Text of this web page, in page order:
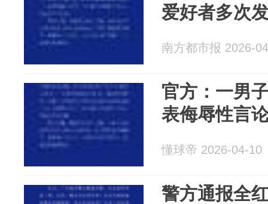
爱好者多次
南方都市报 2026-
官方：一男
表侮辱性言
懂球帝 2026-04-10
警方通报全